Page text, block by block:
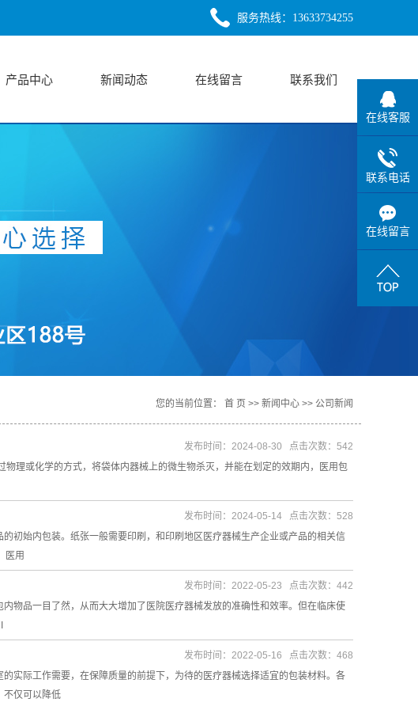
服务热线：13633734255
产品中心
袋
手套包装
袋
新闻动态
技术知识
在线留言 联系我们
您的当前位置： 首 页 >> 新闻中心 >> 公司新闻
理或化学的方式，将袋体内器械上的微生物杀灭，并能在划定的效期内，医用包
发布时间：2024-08-30 点击次数：542
初始内包装。纸张一般需要印刷，和印刷地区医疗器械生产企业或产品的相关信
医用
发布时间：2024-05-14 点击次数：528
物品一目了然，从而大大增加了医院医疗器械发放的准确性和效率。但在临床使
发布时间：2022-05-23 点击次数：442
实际工作需要，在保障质量的前提下，为待的医疗器械选择适宜的包装材料。各
不仅可以降低
发布时间：2022-05-16 点击次数：468
在线客服
联系电话
在线留言